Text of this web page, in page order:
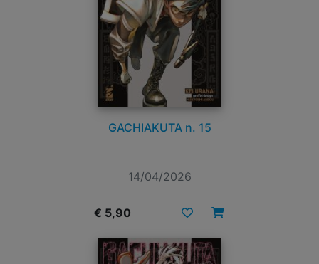
GACHIAKUTA n. 15
14/04/2026
€ 5,90